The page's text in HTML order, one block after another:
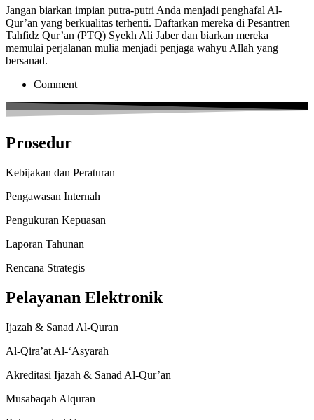
Jangan biarkan impian putra-putri Anda menjadi penghafal Al-
Qur’an yang berkualitas terhenti. Daftarkan mereka di Pesantren
Tahfidz Qur’an (PTQ) Syekh Ali Jaber dan biarkan mereka
memulai perjalanan mulia menjadi penjaga wahyu Allah yang
bersanad.
Comment
Prosedur
Kebijakan dan Peraturan
Pengawasan Internah
Pengukuran Kepuasan
Laporan Tahunan
Rencana Strategis
Pelayanan Elektronik
Ijazah & Sanad Al-Quran
Al-Qira’at Al-‘Asyarah
Akreditasi Ijazah & Sanad Al-Qur’an
Musabaqah Alquran